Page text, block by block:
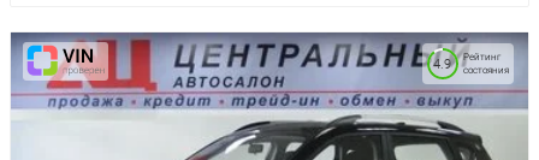
Рейтинг
состояния
4.9